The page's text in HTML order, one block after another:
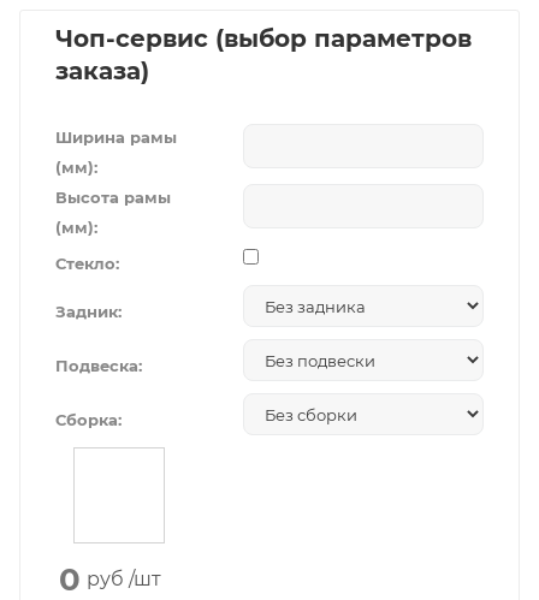
Чоп-сервис (выбор параметров
заказа)
Ширина рамы
(мм):
Высота рамы
(мм):
Стекло:
Задник:
Подвеска:
Сборка:
0 руб /шт